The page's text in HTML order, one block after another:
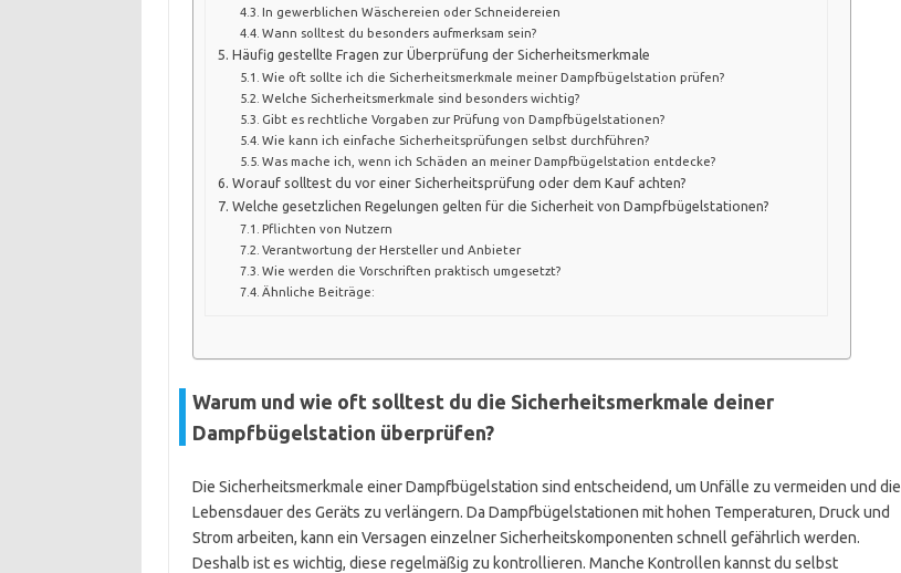
In gewerblichen Wäschereien oder Schneidereien
Wann solltest du besonders aufmerksam sein?
Häufig gestellte Fragen zur Überprüfung der Sicherheitsmerkmale
Wie oft sollte ich die Sicherheitsmerkmale meiner Dampfbügelstation prüfen?
Welche Sicherheitsmerkmale sind besonders wichtig?
Gibt es rechtliche Vorgaben zur Prüfung von Dampfbügelstationen?
Wie kann ich einfache Sicherheitsprüfungen selbst durchführen?
Was mache ich, wenn ich Schäden an meiner Dampfbügelstation entdecke?
Worauf solltest du vor einer Sicherheitsprüfung oder dem Kauf achten?
Welche gesetzlichen Regelungen gelten für die Sicherheit von Dampfbügelstationen?
Pflichten von Nutzern
Verantwortung der Hersteller und Anbieter
Wie werden die Vorschriften praktisch umgesetzt?
Ähnliche Beiträge:
Warum und wie oft solltest du die Sicherheitsmerkmale deiner
Dampfbügelstation überprüfen?
Die Sicherheitsmerkmale einer Dampfbügelstation sind entscheidend, um Unfälle zu vermeiden und die
Lebensdauer des Geräts zu verlängern. Da Dampfbügelstationen mit hohen Temperaturen, Druck und
Strom arbeiten, kann ein Versagen einzelner Sicherheitskomponenten schnell gefährlich werden.
Deshalb ist es wichtig, diese regelmäßig zu kontrollieren. Manche Kontrollen kannst du selbst